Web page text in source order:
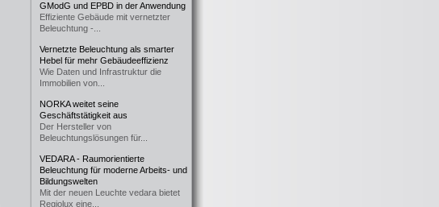
GModG und EPBD in der Anwendung
Effiziente Gebäude mit vernetzter
Beleuchtung -...
Vernetzte Beleuchtung als smarter
Hebel für mehr Gebäudeeffizienz
Wie Daten und Infrastruktur die
Immobilien von...
NORKA weitet seine
Geschäftstätigkeit aus
Der Hersteller von
Beleuchtungslösungen für...
VEDARA - Raumorientierte
Beleuchtung für moderne Arbeits- und
Bildungswelten
Mit der neuen Leuchte vedara bietet
Regiolux eine...